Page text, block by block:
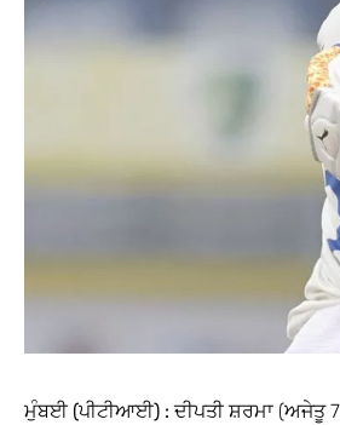
ਮੁੰਬਈ (ਪੀਟੀਆਈ) :ਦੀਪਤੀ ਸ਼ਰਮਾ (ਅਜੇਤੂ